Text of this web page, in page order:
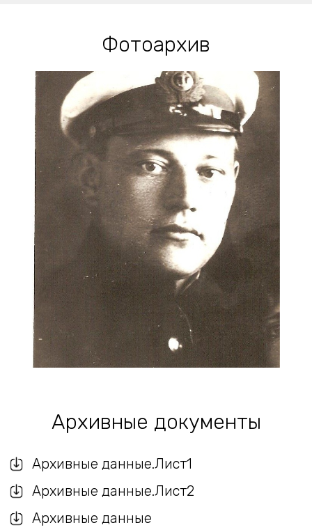
Фотоархив
Архивные документы
Архивные данные.Лист1
Архивные данные.Лист2
Архивные данные